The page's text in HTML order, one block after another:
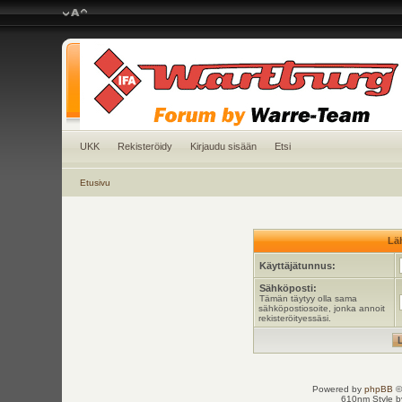
UKK Rekisteröidy Kirjaudu sisään Etsi
Etusivu
Käyttäjätunnus:
Sähköposti:
Tämän täytyy olla sama
sähköpostiosoite, jonka annoit
rekisteröityessäsi.
Powered by phpBB
610nm Style